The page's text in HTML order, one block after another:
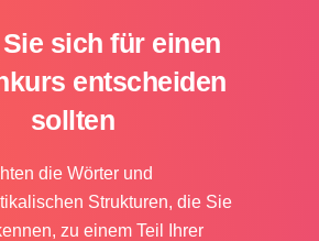
sich für einen
entscheiden
sollten
die Wörter und
Strukturen, die Sie
zu einem Teil Ihrer